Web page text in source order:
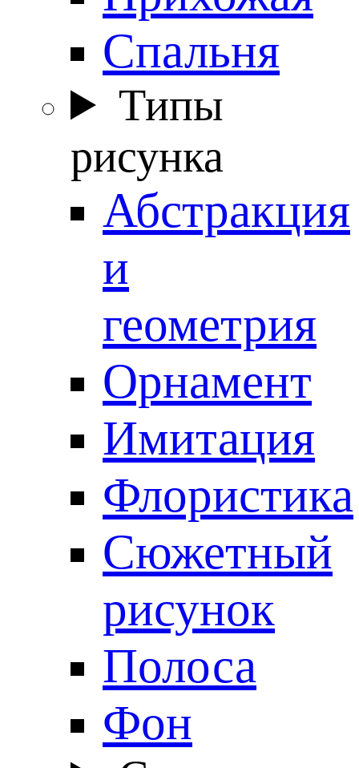
Спальня
Типы
рисунка
Абстракция
и
геометрия
Орнамент
Имитация
Флористика
Сюжетный
рисунок
Полоса
Фон